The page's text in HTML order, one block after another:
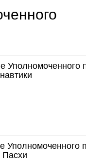
Уполномоченного
Пасхи